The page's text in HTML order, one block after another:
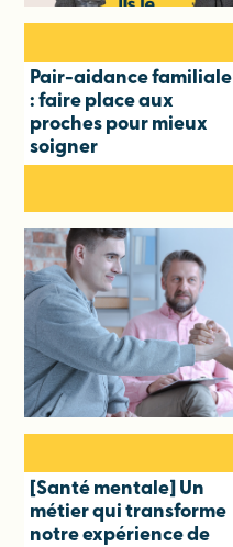
Pair-aidance familiale
: faire place aux
proches pour mieux
soigner
[Santé mentale] Un
métier qui transforme
notre expérience de